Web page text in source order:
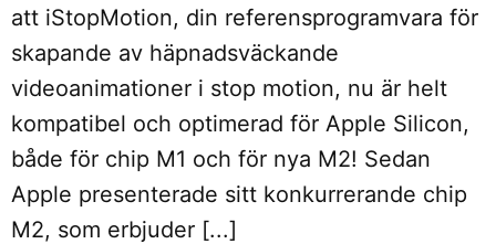
att iStopMotion, din referensprogramvara för
skapande av häpnadsväckande
videoanimationer i stop motion, nu är helt
kompatibel och optimerad för Apple Silicon,
både för chip M1 och för nya M2! Sedan
Apple presenterade sitt konkurrerande chip
M2, som erbjuder [...]